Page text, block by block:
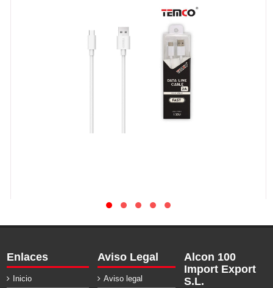
Enlaces
Inicio
Aviso Legal
Aviso legal
Alcon 100
Import Export
S.L.